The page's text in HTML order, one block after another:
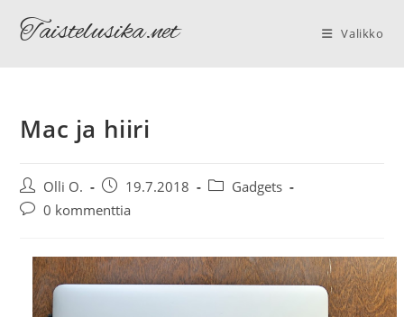
suoraan
Taistelusika.net Valikko
Mac ja hiiri
Artikkelin
kirjoittaja:
Olli O.
Artikkeli
julkaistu:
19.7.2018
Artikkelin
Gadgets
Artikkelin
0 kommenttia